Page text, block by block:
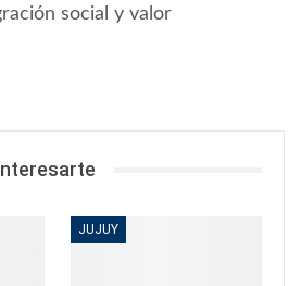
social y valor
JUJUY